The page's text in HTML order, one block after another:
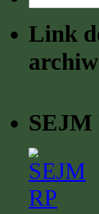
Link
SEJM